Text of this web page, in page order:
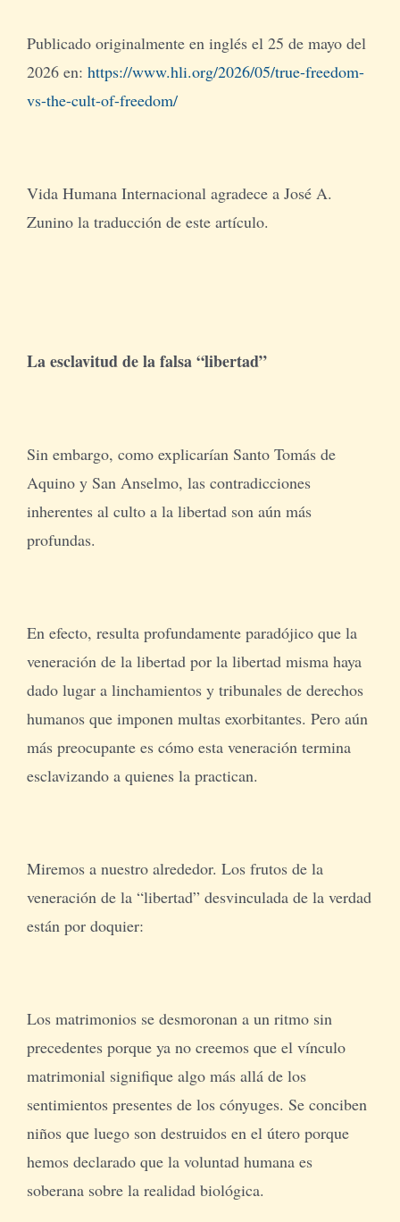
Publicado originalmente en inglés el 25 de mayo del
2026 en: https://www.hli.org/2026/05/true-freedom-
vs-the-cult-of-freedom/
Vida Humana Internacional agradece a José A.
Zunino la traducción de este artículo.
La esclavitud de la falsa “libertad”
Sin embargo, como explicarían Santo Tomás de
Aquino y San Anselmo, las contradicciones
inherentes al culto a la libertad son aún más
profundas.
En efecto, resulta profundamente paradójico que la
veneración de la libertad por la libertad misma haya
dado lugar a linchamientos y tribunales de derechos
humanos que imponen multas exorbitantes. Pero aún
más preocupante es cómo esta veneración termina
esclavizando a quienes la practican.
Miremos a nuestro alrededor. Los frutos de la
veneración de la “libertad” desvinculada de la verdad
están por doquier:
Los matrimonios se desmoronan a un ritmo sin
precedentes porque ya no creemos que el vínculo
matrimonial signifique algo más allá de los
sentimientos presentes de los cónyuges. Se conciben
niños que luego son destruidos en el útero porque
hemos declarado que la voluntad humana es
soberana sobre la realidad biológica.